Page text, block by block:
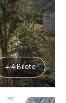
+ 4 Bilete